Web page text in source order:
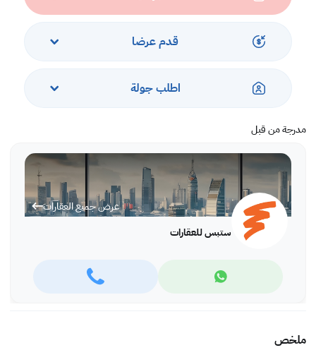
قدم عرضا
اطلب جولة
مدرجة من قبل
عرض جميع العقارات
ستبس للعقارات
الخدمات والمرافق
-أمن وكونسيرج على مدار الساعة
-موقف سيارات
-صالة ألعاب رياضية
-إطلالات على البحر والمدينة
ملخص